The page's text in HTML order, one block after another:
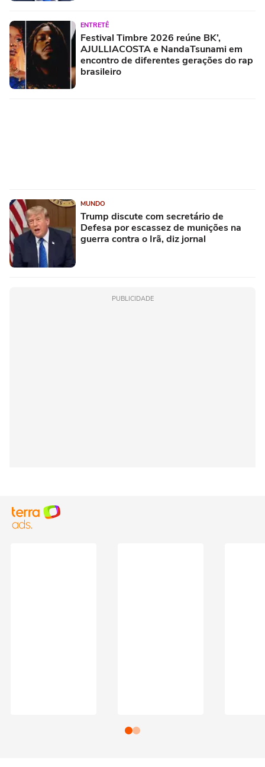
ENTRETÊ
Festival Timbre 2026 reúne BK’,
AJULLIACOSTA e NandaTsunami em
encontro de diferentes gerações do rap
brasileiro
MUNDO
Trump discute com secretário de
Defesa por escassez de munições na
guerra contra o Irã, diz jornal
PUBLICIDADE